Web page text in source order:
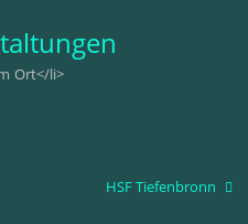
Ort</li>
HSF Tiefenbronn